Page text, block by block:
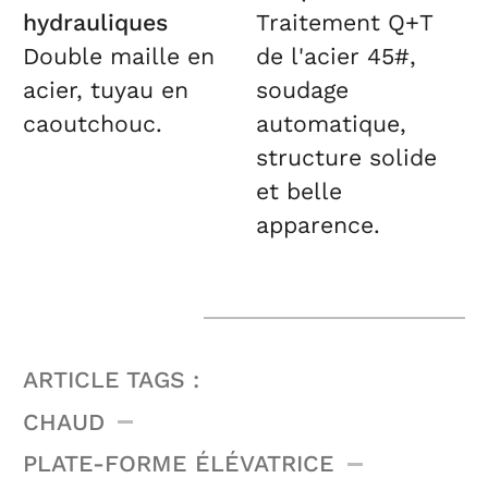
hydrauliques
Double maille en
acier, tuyau en
caoutchouc.
Traitement Q+T
de l'acier 45#,
soudage
automatique,
structure solide
et belle
apparence.
ARTICLE TAGS :
CHAUD
PLATE-FORME ÉLÉVATRICE